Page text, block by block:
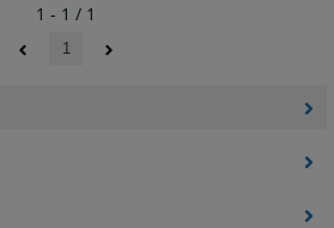
1 - 1 / 1
1